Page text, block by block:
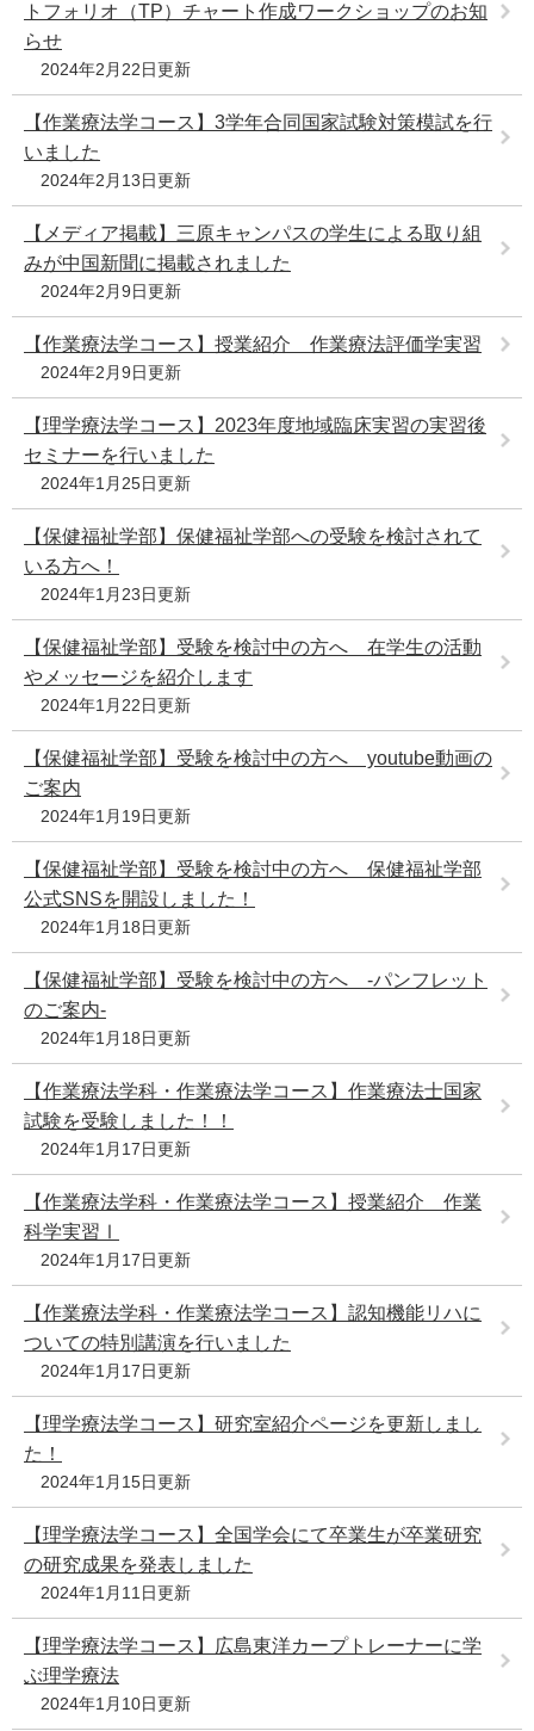
トフォリオ（TP）チャート作成ワークショップのお知
らせ
2024年2月22日更新
【作業療法学コース】3学年合同国家試験対策模試を行
いました
2024年2月13日更新
【メディア掲載】三原キャンパスの学生による取り組
みが中国新聞に掲載されました
2024年2月9日更新
【作業療法学コース】授業紹介 作業療法評価学実習
2024年2月9日更新
【理学療法学コース】2023年度地域臨床実習の実習後
セミナーを行いました
2024年1月25日更新
【保健福祉学部】保健福祉学部への受験を検討されて
いる方へ！
2024年1月23日更新
【保健福祉学部】受験を検討中の方へ 在学生の活動
やメッセージを紹介します
2024年1月22日更新
【保健福祉学部】受験を検討中の方へ youtube動画の
ご案内
2024年1月19日更新
【保健福祉学部】受験を検討中の方へ 保健福祉学部
公式SNSを開設しました！
2024年1月18日更新
【保健福祉学部】受験を検討中の方へ -パンフレット
のご案内-
2024年1月18日更新
【作業療法学科・作業療法学コース】作業療法士国家
試験を受験しました！！
2024年1月17日更新
【作業療法学科・作業療法学コース】授業紹介 作業
科学実習Ⅰ
2024年1月17日更新
【作業療法学科・作業療法学コース】認知機能リハに
ついての特別講演を行いました
2024年1月17日更新
【理学療法学コース】研究室紹介ページを更新しまし
た！
2024年1月15日更新
【理学療法学コース】全国学会にて卒業生が卒業研究
の研究成果を発表しました
2024年1月11日更新
【理学療法学コース】広島東洋カープトレーナーに学
ぶ理学療法
2024年1月10日更新